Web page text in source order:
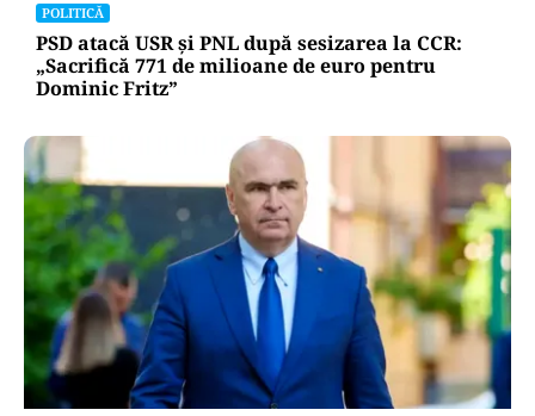
POLITICĂ
PSD atacă USR și PNL după sesizarea la CCR:
„Sacrifică 771 de milioane de euro pentru
Dominic Fritz”